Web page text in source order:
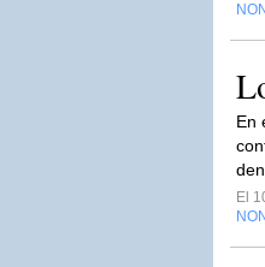
En
El